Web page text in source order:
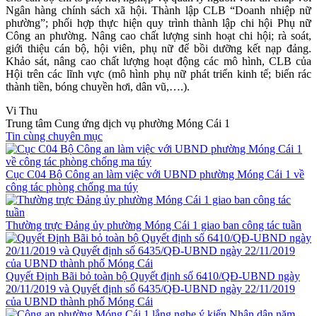
Ngân hàng chính sách xã hội. Thành lập CLB “Doanh nhiệp nữ
phường”; phối hợp thực hiện quy trình thành lập chi hội Phụ nữ
Công an phường. Nâng cao chất lượng sinh hoạt chi hội; rà soát,
giới thiệu cán bộ, hội viên, phụ nữ để bồi dưỡng kết nạp đảng.
Khảo sát, nâng cao chất lượng hoạt động các mô hình, CLB của
Hội trên các lĩnh vực (mô hình phụ nữ phát triển kinh tế; biến rác
thành tiền, bóng chuyền hơi, dân vũ,….).
Vi Thu
Trung tâm Cung ứng dịch vụ phường Móng Cái 1
Tin cùng chuyên mục
Cục C04 Bộ Công an làm việc với UBND phường Móng Cái 1 về
công tác phòng chống ma túy
Thường trực Đảng ủy phường Móng Cái 1 giao ban công tác tuần
Quyết Định Bãi bỏ toàn bộ Quyết định số 6410/QĐ-UBND ngày
20/11/2019 và Quyết định số 6435/QĐ-UBND ngày 22/11/2019
của UBND thành phố Móng Cái